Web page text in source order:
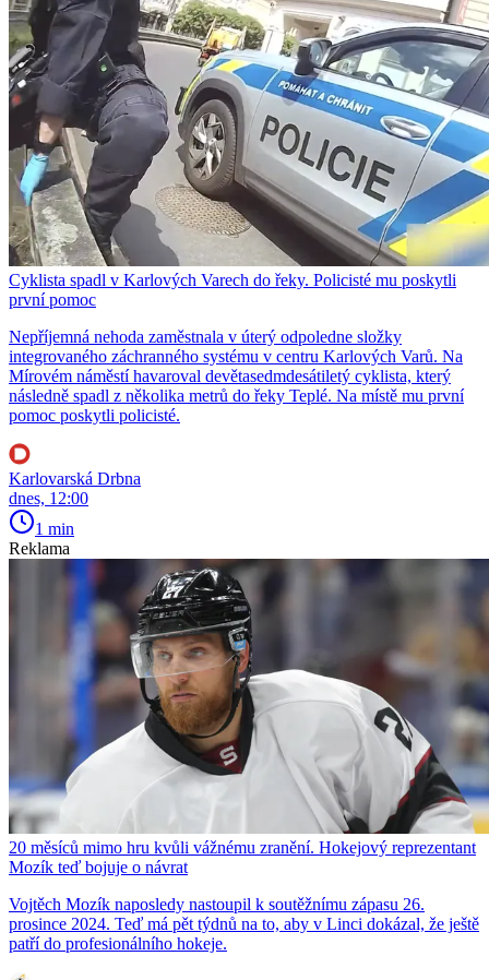
Cyklista spadl v Karlových Varech do řeky. Policisté mu poskytli
první pomoc
Nepříjemná nehoda zaměstnala v úterý odpoledne složky
integrovaného záchranného systému v centru Karlových Varů. Na
Mírovém náměstí havaroval devětasedmdesátiletý cyklista, který
následně spadl z několika metrů do řeky Teplé. Na místě mu první
pomoc poskytli policisté.
Karlovarská Drbna
dnes, 12:00
1 min
Reklama
20 měsíců mimo hru kvůli vážnému zranění. Hokejový reprezentant
Mozík teď bojuje o návrat
Vojtěch Mozík naposledy nastoupil k soutěžnímu zápasu 26.
prosince 2024. Teď má pět týdnů na to, aby v Linci dokázal, že ještě
patří do profesionálního hokeje.